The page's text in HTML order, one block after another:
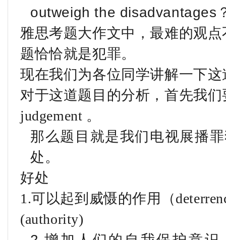
outweigh the disadvantages
雅思考题大作文中，最难的观
题恰恰就是犯罪。
现在我们为各位同学讲解一下
对于这道题目的分析，首先我
judgement 。
那么题目就是我们电视展播
处。
好处
1.可以起到威慑的作用（
(authority)